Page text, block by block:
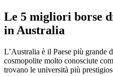
Le 5 migliori borse
in Australia
L’Australia è il Paese più grande
cosmopolite molto conosciute
trovano le università più